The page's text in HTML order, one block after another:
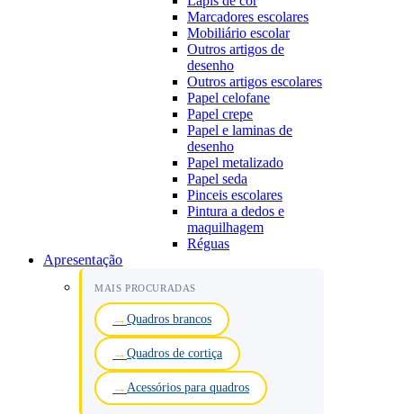
Marcadores escolares
Mobiliário escolar
Outros artigos de
desenho
Outros artigos escolares
Papel celofane
Papel crepe
Papel e laminas de
desenho
Papel metalizado
Papel seda
Pinceis escolares
Pintura a dedos e
maquilhagem
Réguas
Apresentação
MAIS PROCURADAS
Quadros brancos
Quadros de cortiça
Acessórios para quadros